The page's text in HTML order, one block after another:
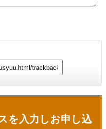
を入力しお申し込